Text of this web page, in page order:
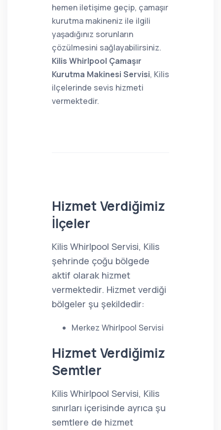
hemen iletişime geçip, çamaşır
kurutma makineniz ile ilgili
yaşadığınız sorunların
çözülmesini sağlayabilirsiniz.
Kilis Whirlpool Çamaşır
Kurutma Makinesi Servisi, Kilis
ilçelerinde sevis hizmeti
vermektedir.
Hizmet Verdiğimiz
İlçeler
Kilis Whirlpool Servisi, Kilis
şehrinde çoğu bölgede
aktif olarak hizmet
vermektedir. Hizmet verdiği
bölgeler şu şekildedir:
Merkez Whirlpool Servisi
Hizmet Verdiğimiz
Semtler
Kilis Whirlpool Servisi, Kilis
sınırları içerisinde ayrıca şu
semtlere de hizmet